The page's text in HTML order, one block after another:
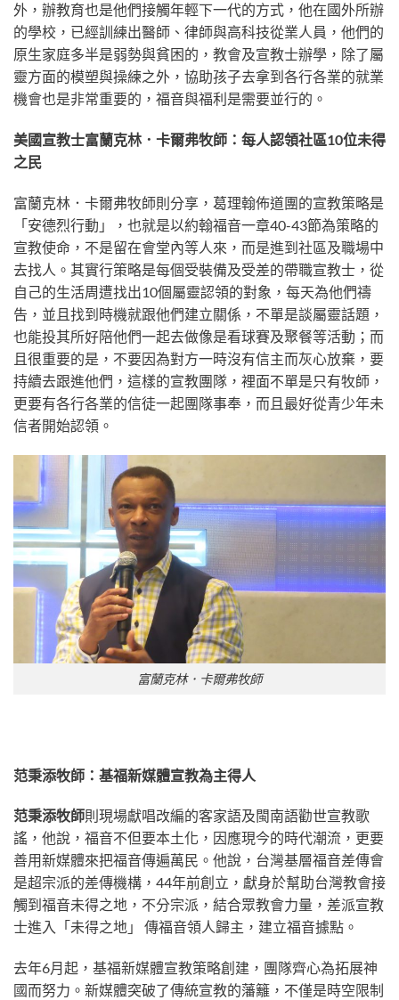
外，辦教育也是他們接觸年輕下一代的方式，他在國外所辦
的學校，已經訓練出醫師、律師與高科技從業人員，他們的
原生家庭多半是弱勢與貧困的，教會及宣教士辦學，除了屬
靈方面的模塑與操練之外，協助孩子去拿到各行各業的就業
機會也是非常重要的，福音與福利是需要並行的。
美國宣教士富蘭克林．卡爾弗牧師：每人認領社區10位未得
之民
富蘭克林．卡爾弗牧師則分享，葛理翰佈道團的宣教策略是
「安德烈行動」，也就是以約翰福音一章40-43節為策略的
宣教使命，不是留在會堂內等人來，而是進到社區及職場中
去找人。其實行策略是每個受裝備及受差的帶職宣教士，從
自己的生活周遭找出10個屬靈認領的對象，每天為他們禱
告，並且找到時機就跟他們建立關係，不單是談屬靈話題，
也能投其所好陪他們一起去做像是看球賽及聚餐等活動；而
且很重要的是，不要因為對方一時沒有信主而灰心放棄，要
持續去跟進他們，這樣的宣教團隊，裡面不單是只有牧師，
更要有各行各業的信徒一起團隊事奉，而且最好從青少年未
信者開始認領。
富蘭克林．卡爾弗牧師
范秉添牧師：基福新媒體宣教為主得人
范秉添牧師則現場獻唱改編的客家語及閩南語勸世宣教歌
謠，他說，福音不但要本土化，因應現今的時代潮流，更要
善用新媒體來把福音傳遍萬民。他說，台灣基層福音差傳會
是超宗派的差傳機構，44年前創立，獻身於幫助台灣教會接
觸到福音未得之地，不分宗派，結合眾教會力量，差派宣教
士進入「未得之地」 傳福音領人歸主，建立福音據點。
去年6月起，基福新媒體宣教策略創建，團隊齊心為拓展神
國而努力。新媒體突破了傳統宣教的藩籬，不僅是時空限制